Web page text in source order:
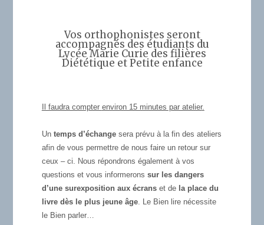
Vos orthophonistes seront
accompagnés des étudiants du
Lycée Marie Curie des filières
Diététique et Petite enfance
Il faudra compter environ 15 minutes par atelier.
Un temps d’échangesera prévu à la fin des ateliers
afin de vous permettre de nous faire un retour sur
ceux – ci. Nous répondrons également à vos
questions et vous informerons sur les dangers
d’une surexposition aux écranset de la place du
livre dès le plus jeune âge. Le Bien lire nécessite
le Bien parler…